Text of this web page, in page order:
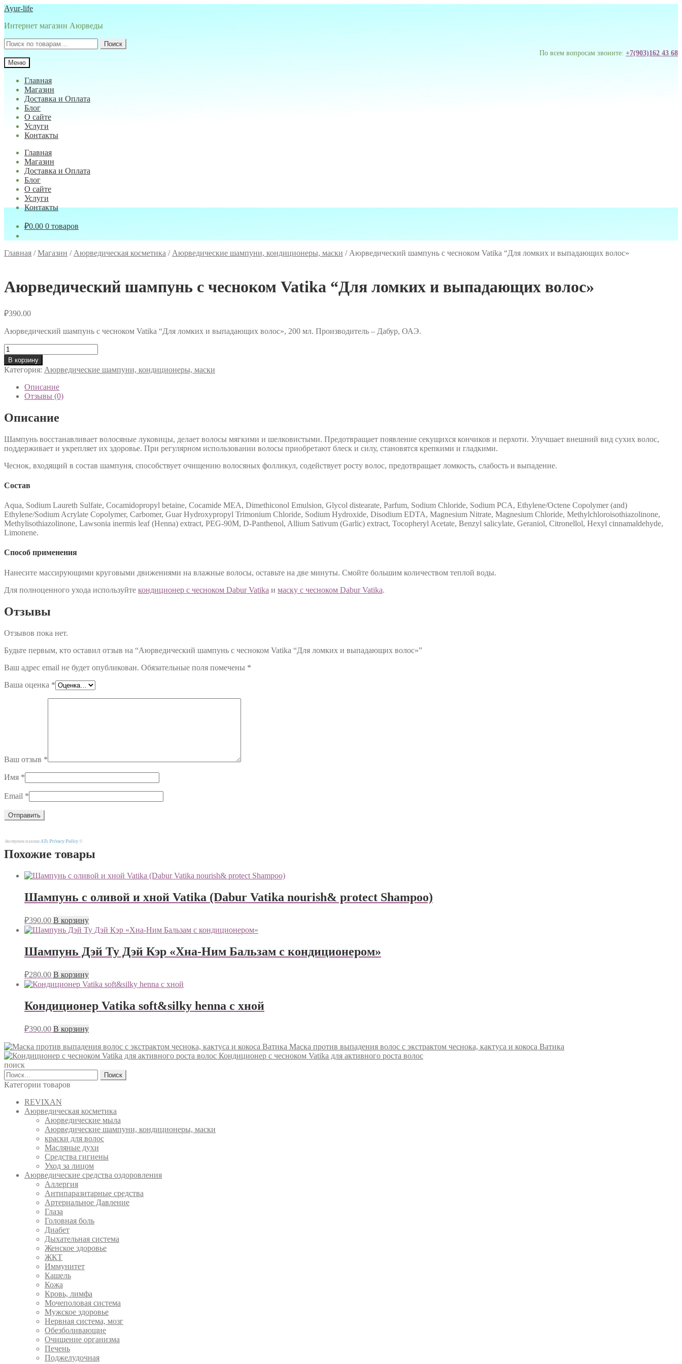
Перейти
навигации
Перейти
содержимому
Ayur-life
Интернет магазин Аюрведы
Искать:
Поиск
По всем вопросам звоните: +7(903)162 43 68
Меню
Главная
Магазин
Доставка и Оплата
Блог
О сайте
Услуги
Контакты
Главная
Магазин
Доставка и Оплата
Блог
О сайте
Услуги
Контакты
₽0.00 0 товаров
Главная /Магазин / Аюрведическая косметика / Аюрведические шампуни, кондиционеры, маски / Аюрведический шампунь с чесноком Vatika “Для ломких и выпадающих волос»
Аюрведический шампунь с чесноком Vatika “Для ломких и выпадающих волос»
₽390.00
Аюрведический шампунь с чесноком Vatika “Для ломких и выпадающих волос», 200 мл. Производитель – Дабур, ОАЭ.
Количество
товара
Аюрведический
шампунь
чесноком
“Для
ломких
выпадающих
волос"
В корзину
Категория: Аюрведические шампуни, кондиционеры, маски
Описание
Отзывы (0)
Описание
Шампунь восстанавливает волосяные луковицы, делает волосы мягкими и шелковистыми. Предотвращает появление секущихся кончиков и перхоти. Улучшает внешний вид сухих волос,
поддерживает и укрепляет их здоровье. При регулярном использовании волосы приобретают блеск и силу, становятся крепкими и гладкими.
Чеснок, входящий в состав шампуня, способствует очищению волосяных фолликул, содействует росту волос, предотвращает ломкость, слабость и выпадение.
Состав
Aqua, Sodium Laureth Sulfate, Cocamidopropyl betaine, Cocamide MEA, Dimethiconol Emulsion, Glycol distearate, Parfum, Sodium Chloride, Sodium PCA, Ethylene/Octene Copolymer (and)
Ethylene/Sodium Acrylate Copolymer, Carbomer, Guar Hydroxypropyl Trimonium Chloride, Sodium Hydroxide, Disodium EDTA, Magnesium Nitrate, Magnesium Chloride, Methylchloroisothiazolinone,
Methylisothiazolinone, Lawsonia inermis leaf (Henna) extract, PEG-90M, D-Panthenol, Allium Sativum (Garlic) extract, Tocopheryl Acetate, Benzyl salicylate, Geraniol, Citronellol, Hexyl cinnamaldehyde,
Limonene.
Способ применения
Нанесите массирующими круговыми движениями на влажные волосы, оставьте на две минуты. Смойте большим количеством теплой воды.
Для полноценного ухода используйте кондиционер с чесноком Dabur Vatika и маску с чесноком Dabur Vatika.
Отзывы
Отзывов пока нет.
Будьте первым, кто оставил отзыв на “Аюрведический шампунь с чесноком Vatika “Для ломких и выпадающих волос»”
Ваш адрес email не будет опубликован. Обязательные поля помечены *
Ваша оценка *
Ваш отзыв *
Имя *
Email *
доступен плагин ATs Privacy Policy ©
Похожие товары
Шампунь c оливой и хной Vatika (Dabur Vatika nourish& protect Shampoo)
₽390.00 В корзину
Шампунь Дэй Ту Дэй Кэр «Хна-Ним Бальзам с кондиционером»
₽280.00 В корзину
Кондиционер Vatika soft&silky henna с хной
₽390.00 В корзину
Маска против выпадения волос с экстрактом чеснока, кактуса и кокоса Ватика
Кондиционер с чесноком Vatika для активного роста волос
поиск
Найти:
Категории товаров
REVIXAN
Аюрведическая косметика
Аюрведические мыла
Аюрведические шампуни, кондиционеры, маски
краски для волос
Масляные духи
Средства гигиены
Уход за лицом
Аюрведические средства оздоровления
Аллергия
Антипаразитарные средства
Артериальное Давление
Глаза
Головная боль
Диабет
Дыхательная система
Женское здоровье
ЖКТ
Иммунитет
Кашель
Кожа
Кровь, лимфа
Мочеполовая система
Мужское здоровье
Нервная система, мозг
Обезболивающие
Очищение организма
Печень
Поджелудочная